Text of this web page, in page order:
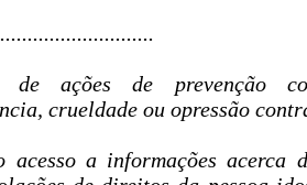
ações de prevenção
crueldade ou opressão
a informações acerca